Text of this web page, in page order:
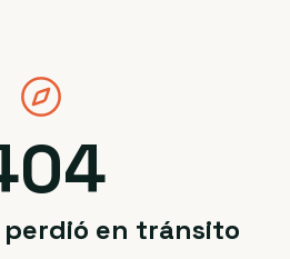
perdió en tránsito